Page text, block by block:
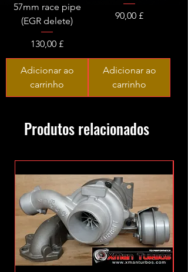
57mm race pipe
(EGR delete)
Preço
130,00 £
Adicionar ao
carrinho
Preço
90,00 £
Adicionar ao
carrinho
Produtos relacionados